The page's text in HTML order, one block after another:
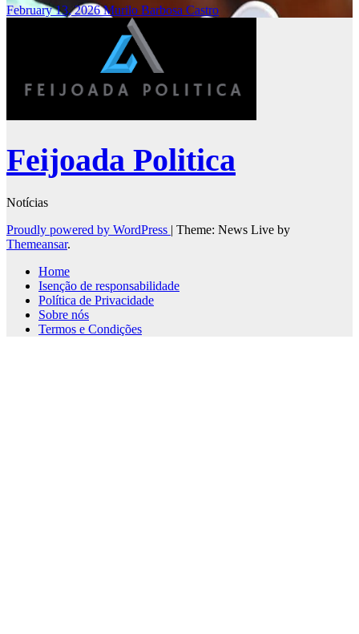
February 13, 2026Murilo Barbosa Castro
Feijoada Politica
Notícias
Proudly powered by WordPress | Theme: News Live by
Themeansar.
Home
Isenção de responsabilidade
Política de Privacidade
Sobre nós
Termos e Condições